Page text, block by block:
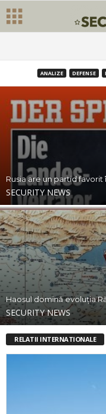
ANALIZE DEFENSE
Rusia are un partid favorit
SECURITY NEWS
Haosul domină evoluția
SECURITY NEWS
RELATII INTERNATIONALE